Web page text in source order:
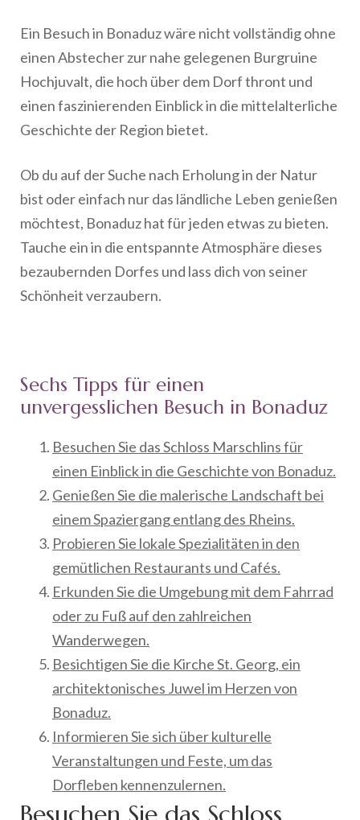
Ein Besuch in Bonaduz wäre nicht vollständig ohne
einen Abstecher zur nahe gelegenen Burgruine
Hochjuvalt, die hoch über dem Dorf thront und
einen faszinierenden Einblick in die mittelalterliche
Geschichte der Region bietet.
Ob du auf der Suche nach Erholung in der Natur
bist oder einfach nur das ländliche Leben genießen
möchtest, Bonaduz hat für jeden etwas zu bieten.
Tauche ein in die entspannte Atmosphäre dieses
bezaubernden Dorfes und lass dich von seiner
Schönheit verzaubern.
Sechs Tipps für einen
unvergesslichen Besuch in Bonaduz
Besuchen Sie das Schloss Marschlins für
einen Einblick in die Geschichte von Bonaduz.
Genießen Sie die malerische Landschaft bei
einem Spaziergang entlang des Rheins.
Probieren Sie lokale Spezialitäten in den
gemütlichen Restaurants und Cafés.
Erkunden Sie die Umgebung mit dem Fahrrad
oder zu Fuß auf den zahlreichen
Wanderwegen.
Besichtigen Sie die Kirche St. Georg, ein
architektonisches Juwel im Herzen von
Bonaduz.
Informieren Sie sich über kulturelle
Veranstaltungen und Feste, um das
Dorfleben kennenzulernen.
Besuchen Sie das Schloss